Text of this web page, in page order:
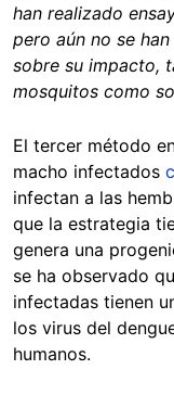
han realizado
pero aún no se
sobre su impacto,
mosquitos como
El tercer método
macho infectados
infectan a las
que la estrategia
genera una
se ha observado
infectadas tienen
los virus del
humanos.